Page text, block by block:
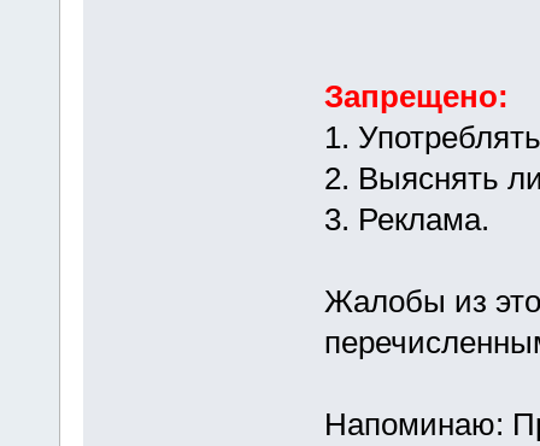
Запрещено:
1.
2. Выяснять
3. Реклама.
Жалобы из
Напоминаю: